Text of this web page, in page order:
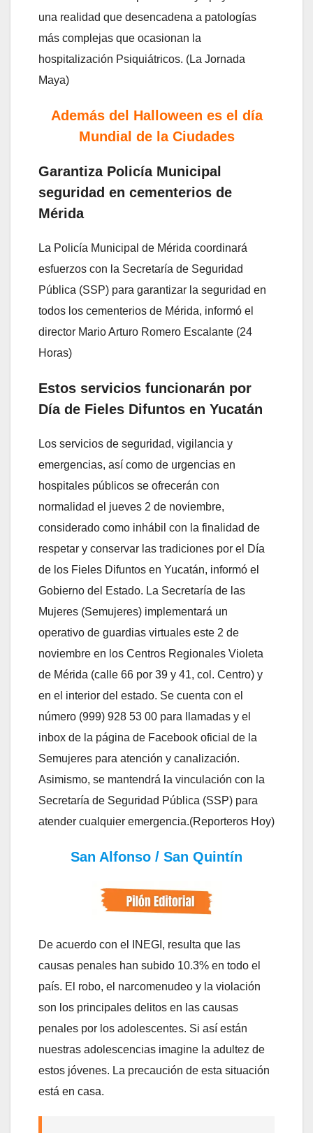
una realidad que desencadena a patologías
más complejas que ocasionan la
hospitalización Psiquiátricos. (La Jornada
Maya)
Además del Halloween es el día
Mundial de la Ciudades
Garantiza Policía Municipal
seguridad en cementerios de
Mérida
La Policía Municipal de Mérida coordinará
esfuerzos con la Secretaría de Seguridad
Pública (SSP) para garantizar la seguridad en
todos los cementerios de Mérida, informó el
director Mario Arturo Romero Escalante (24
Horas)
Estos servicios funcionarán por
Día de Fieles Difuntos en Yucatán
Los servicios de seguridad, vigilancia y
emergencias, así como de urgencias en
hospitales públicos se ofrecerán con
normalidad el jueves 2 de noviembre,
considerado como inhábil con la finalidad de
respetar y conservar las tradiciones por el Día
de los Fieles Difuntos en Yucatán, informó el
Gobierno del Estado. La Secretaría de las
Mujeres (Semujeres) implementará un
operativo de guardias virtuales este 2 de
noviembre en los Centros Regionales Violeta
de Mérida (calle 66 por 39 y 41, col. Centro) y
en el interior del estado. Se cuenta con el
número (999) 928 53 00 para llamadas y el
inbox de la página de Facebook oficial de la
Semujeres para atención y canalización.
Asimismo, se mantendrá la vinculación con la
Secretaría de Seguridad Pública (SSP) para
atender cualquier emergencia.(Reporteros Hoy)
San Alfonso / San Quintín
De acuerdo con el INEGI, resulta que las
causas penales han subido 10.3% en todo el
país. El robo, el narcomenudeo y la violación
son los principales delitos en las causas
penales por los adolescentes. Si así están
nuestras adolescencias imagine la adultez de
estos jóvenes. La precaución de esta situación
está en casa.